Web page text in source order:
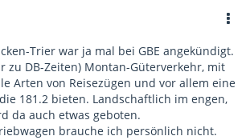
Trier war ja mal bei GBE angekündigt.
zu DB-Zeiten) Montan-Güterverkehr, mit
Arten von Reisezügen und vor allem eine
181.2 bieten. Landschaftlich im engen,
da auch etwas geboten.
brauche ich persönlich nicht.